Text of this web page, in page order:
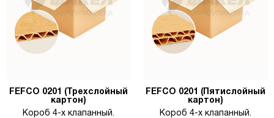
FEFCO 0201 (Трехслойный
картон)
Короб 4-х клапанный.
FEFCO 0201 (Пятислойный
картон)
Короб 4-х клапанный.